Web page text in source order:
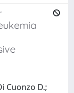
Cuonzo D.;